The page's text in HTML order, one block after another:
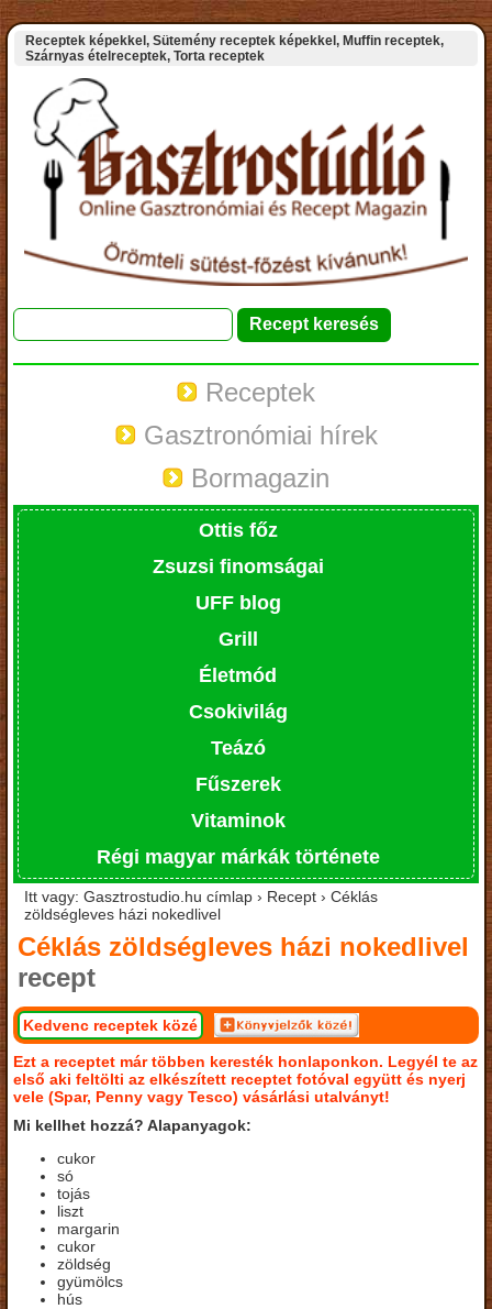
Receptek képekkel, Sütemény receptek képekkel, Muffin receptek,
Szárnyas ételreceptek, Torta receptek
Receptek
Gasztronómiai hírek
Bormagazin
Ottis főz
Zsuzsi finomságai
UFF blog
Grill
Életmód
Csokivilág
Teázó
Fűszerek
Vitaminok
Régi magyar márkák története
Itt vagy: Gasztrostudio.hu címlap › Recept › Céklás
zöldségleves házi nokedlivel
Céklás zöldségleves házi nokedlivel
recept
Kedvenc receptek közé
Ezt a receptet már többen keresték honlaponkon. Legyél te az
első aki feltölti az elkészített receptet fotóval együtt és nyerj
vele (Spar, Penny vagy Tesco) vásárlási utalványt!
Mi kellhet hozzá? Alapanyagok:
cukor
só
tojás
liszt
margarin
cukor
zöldség
gyümölcs
hús